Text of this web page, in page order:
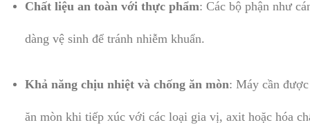
Chất liệu an toàn với thực phẩm: Các bộ phận như
dàng vệ sinh để tránh nhiễm khuẩn.
Khả năng chịu nhiệt và chống ăn mòn: Máy cần
ăn mòn khi tiếp xúc với các loại gia vị, axit hoặc hóa